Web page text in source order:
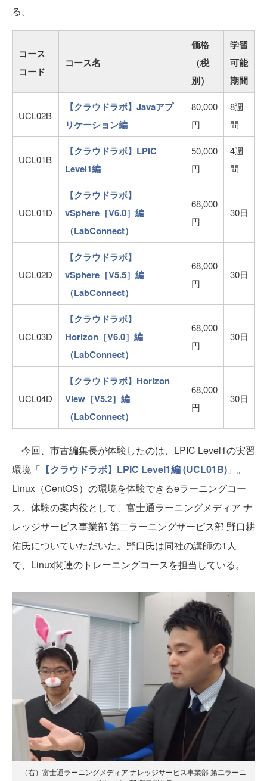
る。
コース
コード
コース名
価格
（税
別）
学習
可能
期間
UCL02B
【クラウドラボ】Javaアプ
リケーション編
80,000
円
8週
間
UCL01B
【クラウドラボ】LPIC
Level1編
50,000
円
4週
間
UCL01D
【クラウドラボ】
vSphere［V6.0］編
（LabConnect）
68,000
円
30日
UCL02D
【クラウドラボ】
vSphere［V5.5］編
（LabConnect）
68,000
円
30日
UCL03D
【クラウドラボ】
Horizon［V6.0］編
（LabConnect）
68,000
円
30日
UCL04D
【クラウドラボ】Horizon
View［V5.2］編
（LabConnect）
68,000
円
30日
今回、市古編集長が体験したのは、LPIC Level1の実習
環境「 【クラウドラボ】LPIC Level1編 (UCL01B) 」。
Linux（CentOS）の環境を体験できるeラーニングコー
ス。体験の案内役として、富士通ラーニングメディア ナ
レッジサービス事業部 第二ラーニングサービス部 野口耕
佑氏についていただいた。野口氏は同社の講師の1人
で、Linux関連のトレーニングコースを担当している。
（右）富士通ラーニングメディア ナレッジサービス事業部 第二ラーニ